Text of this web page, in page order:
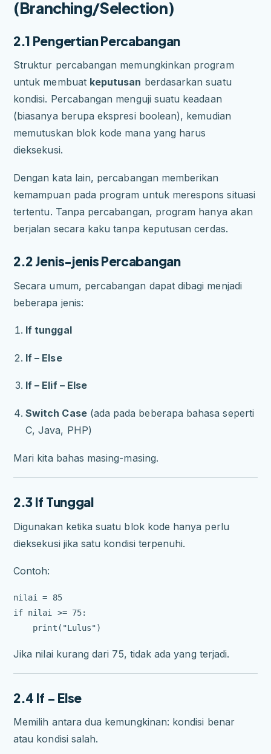
(Branching/Selection)
2.1 Pengertian Percabangan
Struktur percabangan memungkinkan program
untuk membuat keputusan berdasarkan suatu
kondisi. Percabangan menguji suatu keadaan
(biasanya berupa ekspresi boolean), kemudian
memutuskan blok kode mana yang harus
dieksekusi.
Dengan kata lain, percabangan memberikan
kemampuan pada program untuk merespons situasi
tertentu. Tanpa percabangan, program hanya akan
berjalan secara kaku tanpa keputusan cerdas.
2.2 Jenis-jenis Percabangan
Secara umum, percabangan dapat dibagi menjadi
beberapa jenis:
If tunggal
If – Else
If – Elif – Else
Switch Case(ada pada beberapa bahasa seperti
C, Java, PHP)
Mari kita bahas masing-masing.
2.3 If Tunggal
Digunakan ketika suatu blok kode hanya perlu
dieksekusi jika satu kondisi terpenuhi.
Contoh:
nilai = 85
if nilai >= 75:
Jika nilai kurang dari 75, tidak ada yang terjadi.
2.4 If – Else
Memilih antara dua kemungkinan: kondisi benar
atau kondisi salah.